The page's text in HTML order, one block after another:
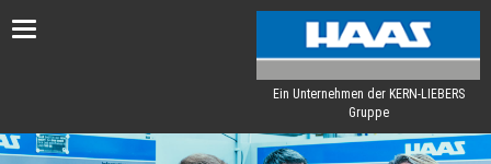
Toggle
Ein Unternehmen der KERN-LIEBERS
Gruppe